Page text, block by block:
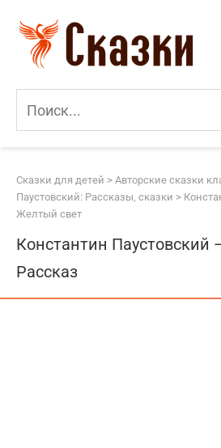
контенту
Сказки для детей > Авторские сказки
Паустовский: Рассказы, сказки >
Желтый свет
Константин
Рассказ